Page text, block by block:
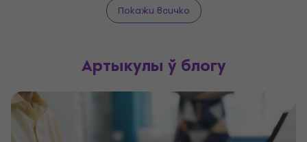
Покажи всичко
Артыкулы ў блогу